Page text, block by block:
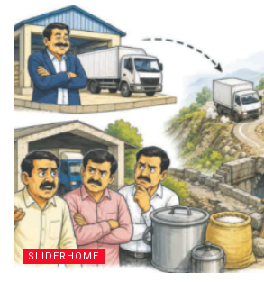
SLIDERHOME